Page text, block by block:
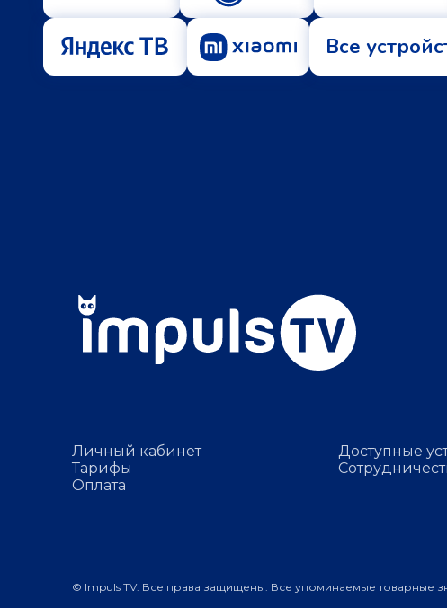
Все
Личный кабинет
Тарифы
Оплата
Доступные
© Impuls TV. Все права защищены. Все упоминаемые товарные